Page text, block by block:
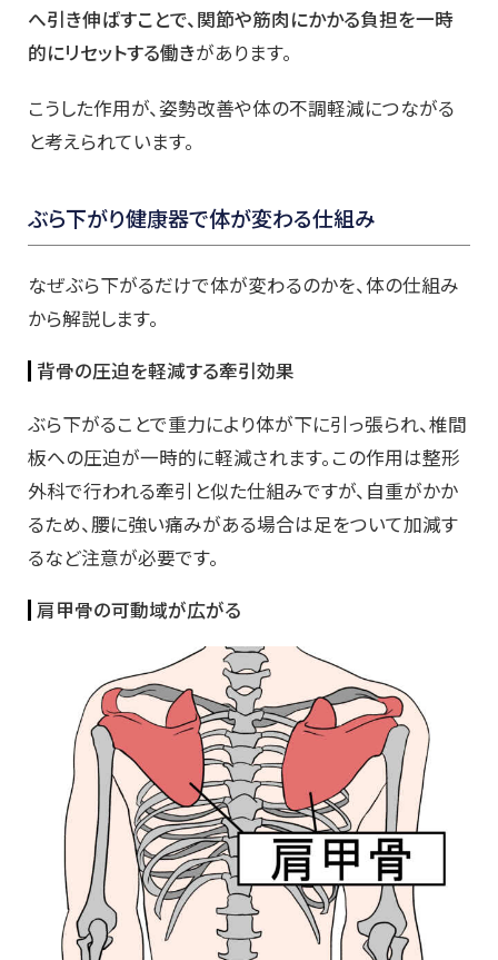
へ引き伸ばすことで、関節や筋肉にかかる負担を一時
的にリセットする働きがあります。
こうした作用が、姿勢改善や体の不調軽減につながる
と考えられています。
ぶら下がり健康器で体が変わる仕組み
なぜぶら下がるだけで体が変わるのかを、体の仕組み
から解説します。
背骨の圧迫を軽減する牽引効果
ぶら下がることで重力により体が下に引っ張られ、椎間
板への圧迫が一時的に軽減されます。この作用は整形
外科で行われる牽引と似た仕組みですが、自重がかか
るため、腰に強い痛みがある場合は足をついて加減す
るなど注意が必要です。
肩甲骨の可動域が広がる